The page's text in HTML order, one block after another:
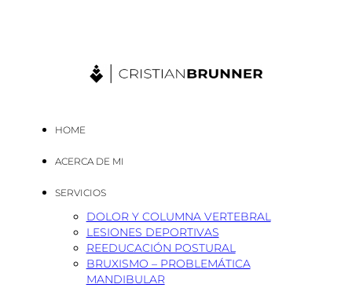
HOME
ACERCA DE MI
SERVICIOS
DOLOR Y COLUMNA VERTEBRAL
LESIONES DEPORTIVAS
REEDUCACIÓN POSTURAL
BRUXISMO – PROBLEMÁTICA
MANDIBULAR